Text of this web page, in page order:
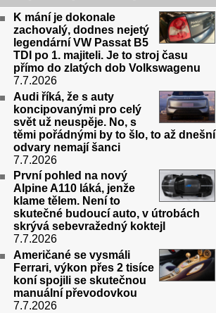
K mání je dokonale
zachovalý, dodnes nejetý
legendární VW Passat B5
TDI po 1. majiteli. Je to stroj času
přímo do zlatých dob Volkswagenu
7.7.2026
Audi říká, že s auty
koncipovanými pro celý
svět už neuspěje. No, s
těmi pořádnými by to šlo, to až dnešní
odvary nemají šanci
7.7.2026
První pohled na nový
Alpine A110 láká, jenže
klame tělem. Není to
skutečné budoucí auto, v útrobách
skrývá sebevražedný koktejl
7.7.2026
Američané se vysmáli
Ferrari, výkon přes 2 tisíce
koní spojili se skutečnou
manuální převodovkou
7.7.2026